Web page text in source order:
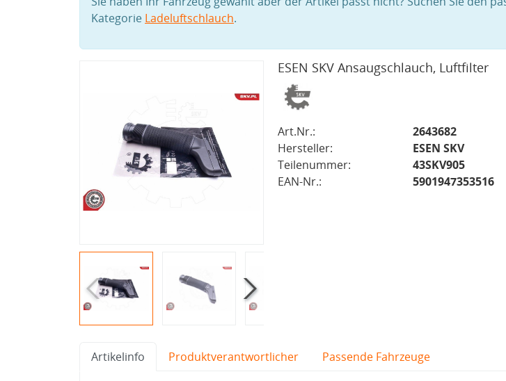
Kategorie Ladeluftschlauch.
ESEN SKV Ansaugschlauch, Luftfilter
Art.Nr.:
2643682
Hersteller:
ESEN SKV
Teilenummer:
43SKV905
EAN-Nr.:
5901947353516
Artikelinfo Produktverantwortlicher Passende Fahrzeuge